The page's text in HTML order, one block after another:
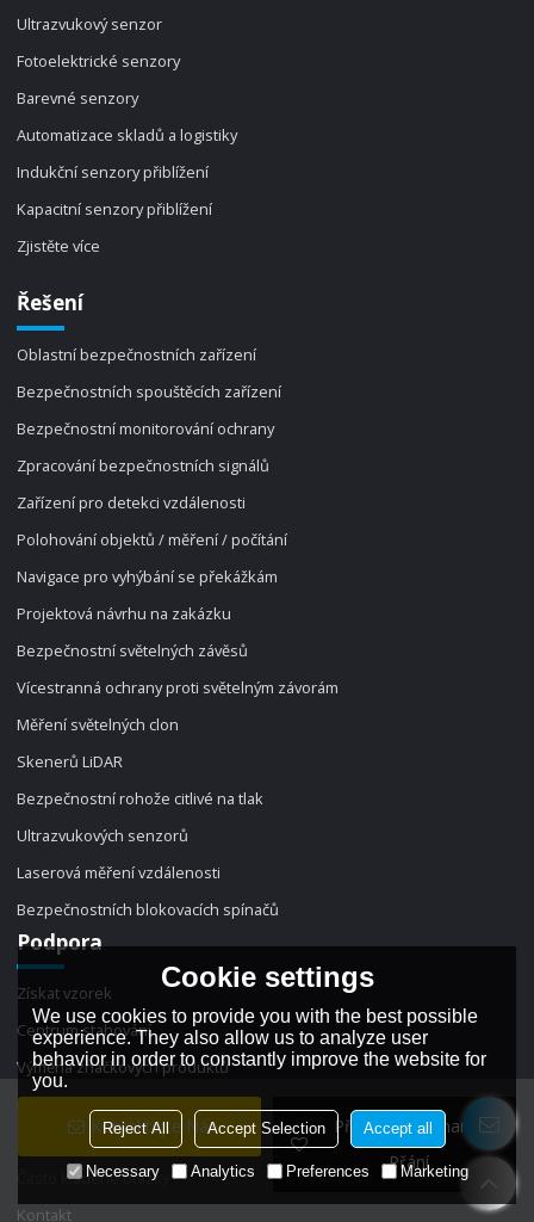
Kontaktujte Nás
Přidat Do Seznamu
Přání
Ultrazvukový senzor
Fotoelektrické senzory
Barevné senzory
Automatizace skladů a logistiky
Indukční senzory přiblížení
Kapacitní senzory přiblížení
Zjistěte více
Řešení
Oblastní bezpečnostních zařízení
Bezpečnostních spouštěcích zařízení
Bezpečnostní monitorování ochrany
Zpracování bezpečnostních signálů
Zařízení pro detekci vzdálenosti
Polohování objektů / měření / počítání
Navigace pro vyhýbání se překážkám
Projektová návrhu na zakázku
Bezpečnostní světelných závěsů
Vícestranná ochrany proti světelným závorám
Měření světelných clon
Skenerů LiDAR
Bezpečnostní rohože citlivé na tlak
Ultrazvukových senzorů
Laserová měření vzdálenosti
Bezpečnostních blokovacích spínačů
Podpora
Získat vzorek
Centrum stahování
Výměna značkových produktů
Blog
Často kladené otázky
Kontakt
Cookie settings
We use cookies to provide you with the best possible
experience. They also allow us to analyze user
behavior in order to constantly improve the website for
you.
Reject All Accept Selection Accept all
Necessary Analytics Preferences Marketing